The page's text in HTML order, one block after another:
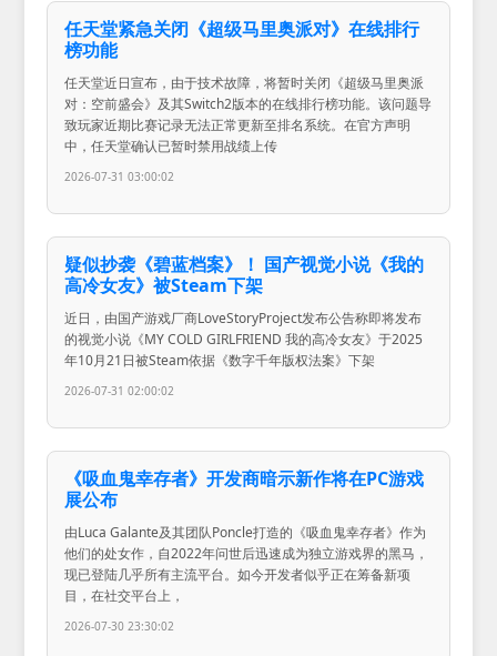
任天堂紧急关闭《超级马里奥派对》在线排行
榜功能
任天堂近日宣布，由于技术故障，将暂时关闭《超级马里奥派
对：空前盛会》及其Switch2版本的在线排行榜功能。该问题导
致玩家近期比赛记录无法正常更新至排名系统。在官方声明
中，任天堂确认已暂时禁用战绩上传
2026-07-31 03:00:02
疑似抄袭《碧蓝档案》！ 国产视觉小说《我的
高冷女友》被Steam下架
近日，由国产游戏厂商LoveStoryProject发布公告称即将发布
的视觉小说《MY COLD GIRLFRIEND 我的高冷女友》于2025
年10月21日被Steam依据《数字千年版权法案》下架
2026-07-31 02:00:02
《吸血鬼幸存者》开发商暗示新作将在PC游戏
展公布
由Luca Galante及其团队Poncle打造的《吸血鬼幸存者》作为
他们的处女作，自2022年问世后迅速成为独立游戏界的黑马，
现已登陆几乎所有主流平台。如今开发者似乎正在筹备新项
目，在社交平台上，
2026-07-30 23:30:02